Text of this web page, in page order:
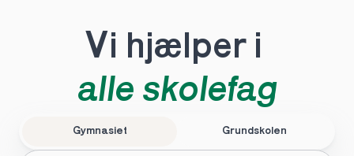
Vi hjælper i
alle skolefag
Gymnasiet Grundskolen